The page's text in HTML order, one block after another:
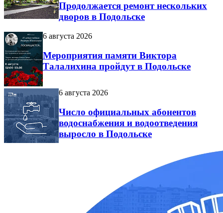
Продолжается ремонт нескольких
дворов в Подольске
6 августа 2026
Мероприятия памяти Виктора
Талалихина пройдут в Подольске
6 августа 2026
Число официальных абонентов
водоснабжения и водоотведения
выросло в Подольске